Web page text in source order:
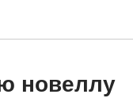
новеллу